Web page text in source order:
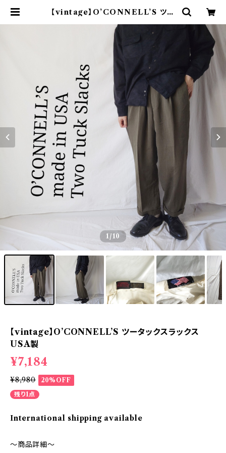
【vintage】O’CONNELL’S ツー
ン古着屋 9chord
1/10
【vintage】O’CONNELL’S ツータックスラックス
USA製
¥7,184
¥8,980
20%OFF
残り1点
International shipping available
～商品詳細～